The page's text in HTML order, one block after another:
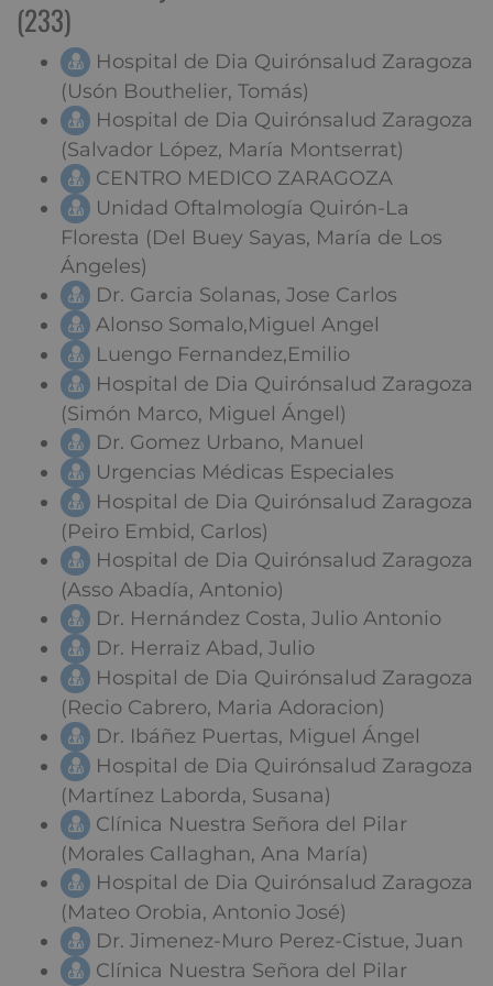
(233)
Hospital de Dia Quirónsalud Zaragoza
(Usón Bouthelier, Tomás)
Hospital de Dia Quirónsalud Zaragoza
(Salvador López, María Montserrat)
CENTRO MEDICO ZARAGOZA
Unidad Oftalmología Quirón-La
Floresta (Del Buey Sayas, María de Los
Ángeles)
Dr. Garcia Solanas, Jose Carlos
Alonso Somalo,Miguel Angel
Luengo Fernandez,Emilio
Hospital de Dia Quirónsalud Zaragoza
(Simón Marco, Miguel Ángel)
Dr. Gomez Urbano, Manuel
Urgencias Médicas Especiales
Hospital de Dia Quirónsalud Zaragoza
(Peiro Embid, Carlos)
Hospital de Dia Quirónsalud Zaragoza
(Asso Abadía, Antonio)
Dr. Hernández Costa, Julio Antonio
Dr. Herraiz Abad, Julio
Hospital de Dia Quirónsalud Zaragoza
(Recio Cabrero, Maria Adoracion)
Dr. Ibáñez Puertas, Miguel Ángel
Hospital de Dia Quirónsalud Zaragoza
(Martínez Laborda, Susana)
Clínica Nuestra Señora del Pilar
(Morales Callaghan, Ana María)
Hospital de Dia Quirónsalud Zaragoza
(Mateo Orobia, Antonio José)
Dr. Jimenez-Muro Perez-Cistue, Juan
Clínica Nuestra Señora del Pilar